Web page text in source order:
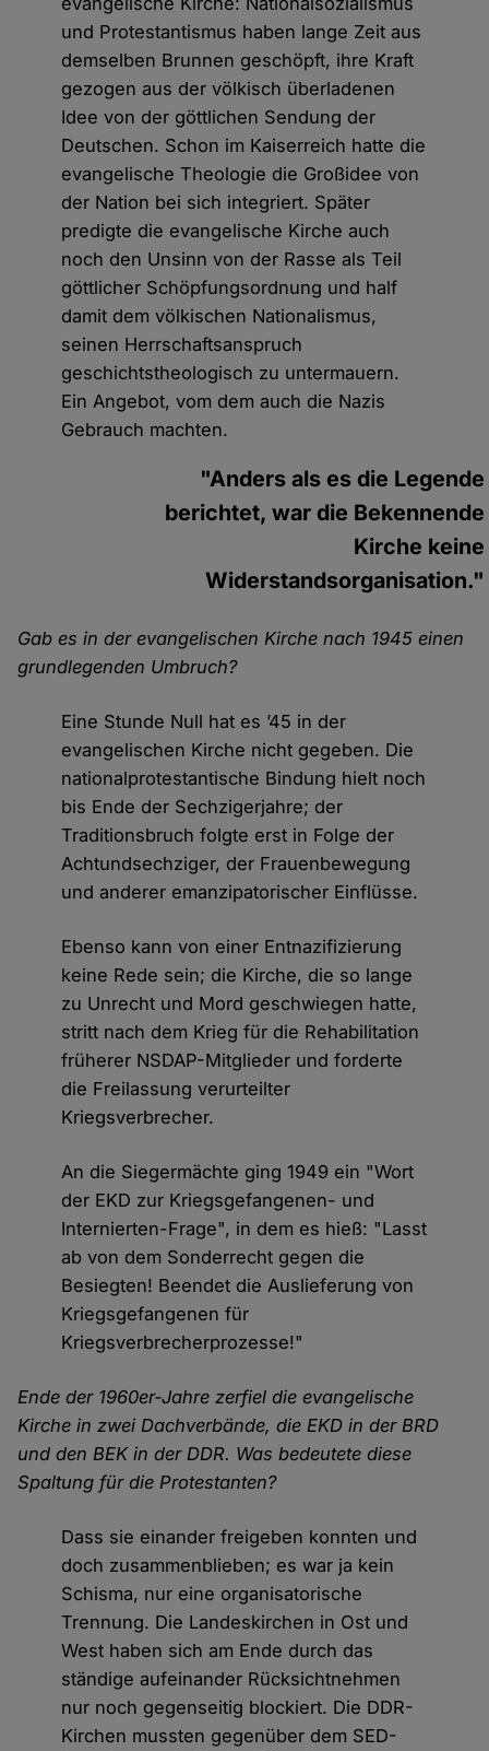
und Protestantismus haben lange Zeit aus
demselben Brunnen geschöpft, ihre Kraft
gezogen aus der völkisch überladenen
Idee von der göttlichen Sendung der
Deutschen. Schon im Kaiserreich hatte die
evangelische Theologie die Großidee von
der Nation bei sich integriert. Später
predigte die evangelische Kirche auch
noch den Unsinn von der Rasse als Teil
göttlicher Schöpfungsordnung und half
damit dem völkischen Nationalismus,
seinen Herrschaftsanspruch
geschichtstheologisch zu untermauern.
Ein Angebot, vom dem auch die Nazis
Gebrauch machten.
"Anders als es die Legende
berichtet, war die Bekennende
Kirche keine
Widerstandsorganisation."
Gab es in der evangelischen Kirche nach 1945 einen
grundlegenden Umbruch?
Eine Stunde Null hat es ’45 in der
evangelischen Kirche nicht gegeben. Die
nationalprotestantische Bindung hielt noch
bis Ende der Sechzigerjahre; der
Traditionsbruch folgte erst in Folge der
Achtundsechziger, der Frauenbewegung
und anderer emanzipatorischer Einflüsse.
Ebenso kann von einer Entnazifizierung
keine Rede sein; die Kirche, die so lange
zu Unrecht und Mord geschwiegen hatte,
stritt nach dem Krieg für die Rehabilitation
früherer NSDAP-Mitglieder und forderte
die Freilassung verurteilter
Kriegsverbrecher.
An die Siegermächte ging 1949 ein "Wort
der EKD zur Kriegsgefangenen- und
Internierten-Frage", in dem es hieß: "Lasst
ab von dem Sonderrecht gegen die
Besiegten! Beendet die Auslieferung von
Kriegsgefangenen für
Kriegsverbrecherprozesse!"
Ende der 1960er-Jahre zerfiel die evangelische
Kirche in zwei Dachverbände, die EKD in der BRD
und den BEK in der DDR. Was bedeutete diese
Spaltung für die Protestanten?
Dass sie einander freigeben konnten und
doch zusammenblieben; es war ja kein
Schisma, nur eine organisatorische
Trennung. Die Landeskirchen in Ost und
West haben sich am Ende durch das
ständige aufeinander Rücksichtnehmen
nur noch gegenseitig blockiert. Die DDR-
Kirchen mussten gegenüber dem SED-